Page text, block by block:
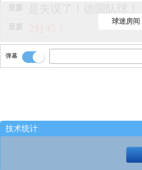
亚瑟
亚瑟
亚瑟 这是踩线了么！
突破分侧翼卢鹏程！
球迷房间
弹幕
技术统计